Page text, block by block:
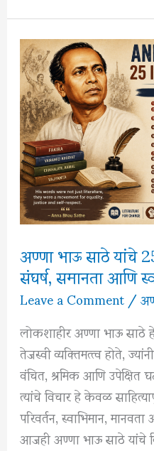
साठे
यांनी
समाजाला
दिलेला
समानतेचा
संदेश
अण्णा भाऊ साठे यांचे
संघर्ष, समानता आणि
Leave a Comment/
लोकशाहीर अण्णा भाऊ साठे
तेजस्वी व्यक्तिमत्त्व होते,
वंचित, श्रमिक आणि उपेक्षित
त्यांचे विचार हे केवळ
परिवर्तन, स्वाभिमान,
आजही अण्णा भाऊ साठे यांचे